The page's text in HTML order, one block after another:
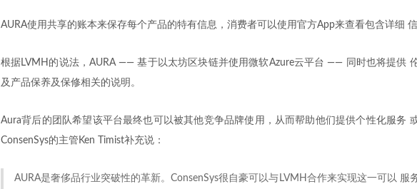
AURA使用共享的账本来保存每个产品的特有信息，消费者可以使用官方App来查看包含详细 信
根据LVMH的说法，AURA —— 基于以太坊区块链并使用微软Azure云平台 —— 同时也将提供
及产品保养及保修相关的说明。
Aura背后的团队希望该平台最终也可以被其他竞争品牌使用，从而帮助他们提供个性化服务
ConsenSys的主管Ken Timist补充说：
AURA是奢侈品行业突破性的革新。ConsenSys很自豪可以与LVMH合作来实现这一可以 服